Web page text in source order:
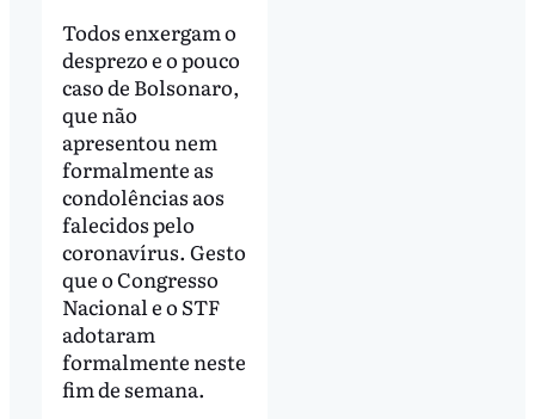
Todos enxergam o
desprezo e o pouco
caso de Bolsonaro,
que não
apresentou nem
formalmente as
condolências aos
falecidos pelo
coronavírus. Gesto
que o Congresso
Nacional e o STF
adotaram
formalmente neste
fim de semana.